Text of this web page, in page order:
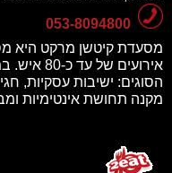
053-8094800
מסעדת קיטשן מרקט היא
אירועים
הסוגים: ישיבות עסקיות,
מקנה תחושת אינטימיות